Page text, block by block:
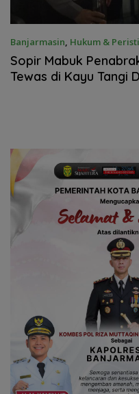
Banjarmasin, Hukum &
Sopir Mabuk
Tewas di Kayu Tangi